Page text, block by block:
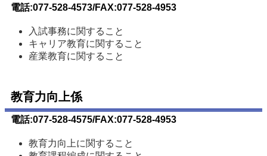
電話:077-528-4573/FAX:077-528-4953
入試事務に関すること
キャリア教育に関すること
産業教育に関すること
教育力向上係
電話:077-528-4575/FAX:077-528-4953
教育力向上に関すること